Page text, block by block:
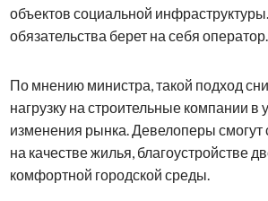
объектов социальной
обязательства берет на себя оператор.
По мнению министра, такой подход
нагрузку на строительные компании в
изменения рынка. Девелоперы смогут
на качестве жилья, благоустройстве
комфортной городской среды.